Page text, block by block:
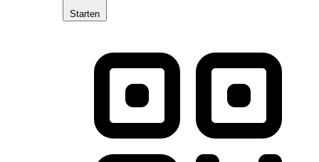
Starten